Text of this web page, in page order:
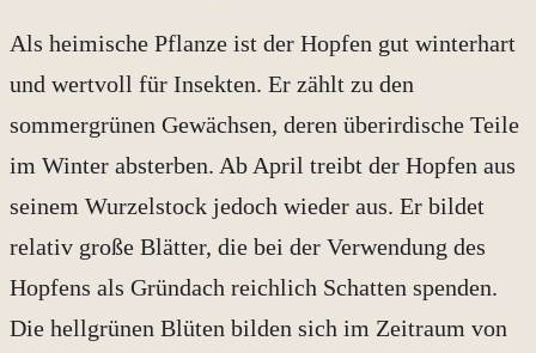
Als heimische Pflanze ist der Hopfen gut winterhart
und wertvoll für Insekten. Er zählt zu den
sommergrünen Gewächsen, deren überirdische Teile
im Winter absterben. Ab April treibt der Hopfen aus
seinem Wurzelstock jedoch wieder aus. Er bildet
relativ große Blätter, die bei der Verwendung des
Hopfens als Gründach reichlich Schatten spenden.
Die hellgrünen Blüten bilden sich im Zeitraum von